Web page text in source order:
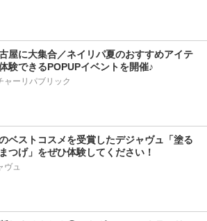
屋に大集合／ネイリパ夏のおすすめアイテ
験できるPOPUPイベントを開催♪
ャーリパブリック
ベストコスメを受賞したデジャヴュ「塗る
つげ」をぜひ体験してください！
ヴュ